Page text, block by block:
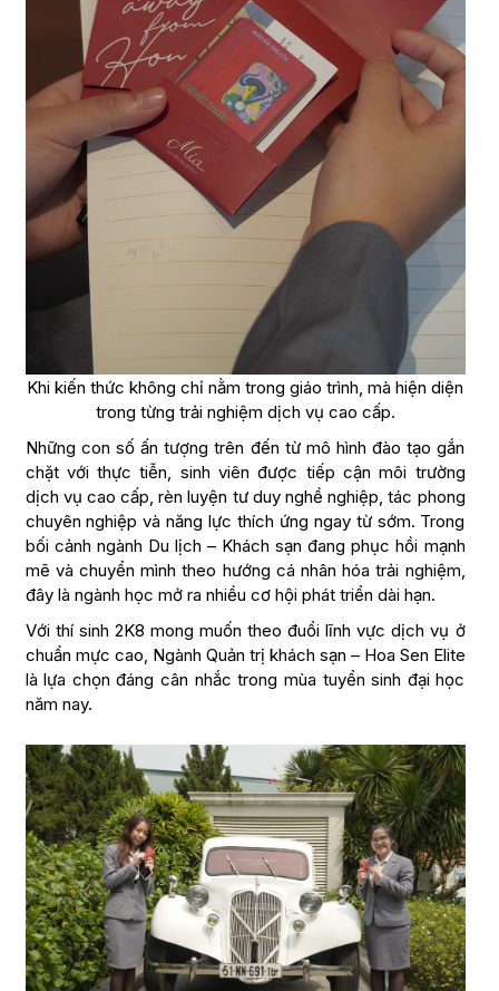
Khi kiến thức không chỉ nằm trong giáo trình, mà hiện diện
trong từng trải nghiệm dịch vụ cao cấp.
Những con số ấn tượng trên đến từ mô hình đào tạo gắn
chặt với thực tiễn, sinh viên được tiếp cận môi trường
dịch vụ cao cấp, rèn luyện tư duy nghề nghiệp, tác phong
chuyên nghiệp và năng lực thích ứng ngay từ sớm. Trong
bối cảnh ngành Du lịch – Khách sạn đang phục hồi mạnh
mẽ và chuyển mình theo hướng cá nhân hóa trải nghiệm,
đây là ngành học mở ra nhiều cơ hội phát triển dài hạn.
Với thí sinh 2K8 mong muốn theo đuổi lĩnh vực dịch vụ ở
chuẩn mực cao, Ngành Quản trị khách sạn – Hoa Sen Elite
là lựa chọn đáng cân nhắc trong mùa tuyển sinh đại học
năm nay.